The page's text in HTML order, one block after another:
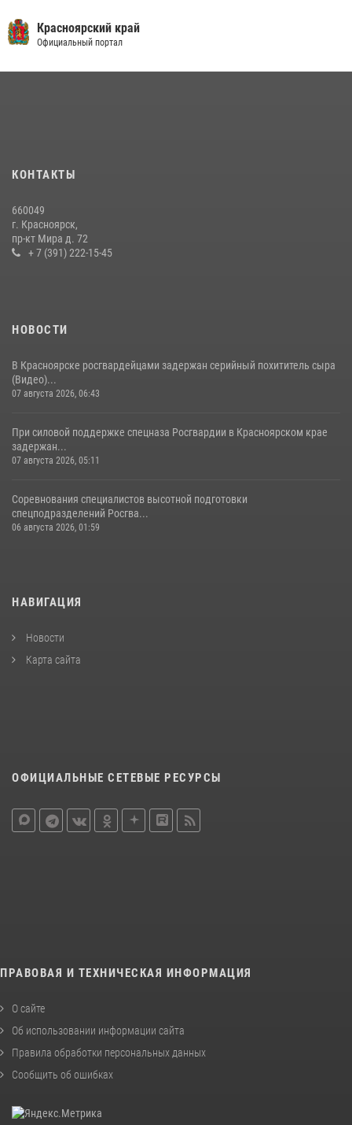
Железногорские росгвардецы получили в руки легендарное оружие
Красноярскому краю.
10 июля 2026, 06:21
Красноярский край
Официальный портал
КОНТАКТЫ
660049
г. Красноярск,
пр-кт Мира д. 72
+ 7 (391) 222-15-45
НОВОСТИ
В Красноярске росгвардейцами задержан серийный похититель сыра
(Видео)...
07 августа 2026, 06:43
При силовой поддержке спецназа Росгвардии в Красноярском крае
задержан...
07 августа 2026, 05:11
Соревнования специалистов высотной подготовки
спецподразделений Росгва...
06 августа 2026, 01:59
НАВИГАЦИЯ
Новости
Карта сайта
ОФИЦИАЛЬНЫЕ СЕТЕВЫЕ РЕСУРСЫ
ПРАВОВАЯ И ТЕХНИЧЕСКАЯ ИНФОРМАЦИЯ
О сайте
Об использовании информации сайта
Правила обработки персональных данных
Сообщить об ошибках